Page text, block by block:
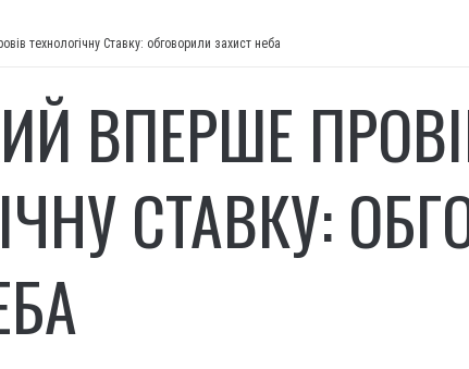
технологічну Ставку: обговорили захист неба
ВПЕРШЕ
СТАВКУ: